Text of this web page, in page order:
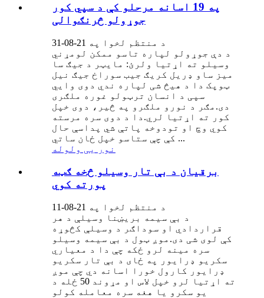
په 19 اسانه مرحلو کې د سپي کور
جوړولو څرنګوالی
د منتظم لخوا په 21-08-31
د دې جوړولو لپاره تاسو ممکن لومړني
وسیلو ته اړتیا ولرئ: مایټر د جیګ سا
میز ساو ډریل کریګ جیب سوراخ جیګ نیل
ټوپک دا د هیڅ شی لپاره ندي دوی وايي
سپی د انسان ترټولو غوره ملګری
دی.مګر د نورو ملګرو په څیر، دوی خپل
کور ته اړتیا لري.دا د دوی سره مرسته
کوي وچ او تودوخه پاتې شي پداسې حال
کې چې ستاسو خپل ځان ساتي ...
نور یی ولوله
برقیان د بې تار وسیلو څخه ګټه
پورته کوي
د منتظم لخوا په 21-08-11
د بې سیمه بریښنا وسیلې د هر
قراردادي او سوداګر د وسیلې کڅوړه
کې لوی شی دی.موږ ټول د بې سیمه وسیلو
سره مینه لرو ځکه چې دا د معیاري
سکریو ډرایور په ځای د بې تار سکریو
ډرایور کارول خورا اسانه دي چې موږ
ته اړتیا لرو خپل لاس او مړوند 50 ځله د
یو سکرو یا هغه سره معامله کولو